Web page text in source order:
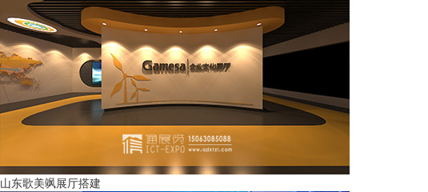
山东歌美飒展厅搭建